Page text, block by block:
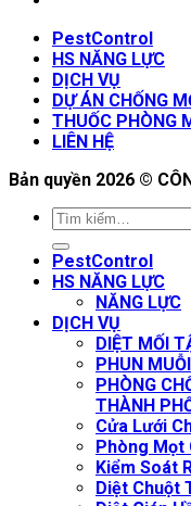
PestControl
HS NĂNG LỰC
DỊCH VỤ
DỰ ÁN CHỐNG
THUỐC PHÒNG
LIÊN HỆ
Bản quyền 2026 ©
PestControl
HS NĂNG LỰC
NĂNG LỰC
DỊCH VỤ
DIỆT MỐI
PHUN
PHÒNG
THÀNH
Cửa Lưới
Phòng Mọt
Kiểm Soát
Diệt Chuột